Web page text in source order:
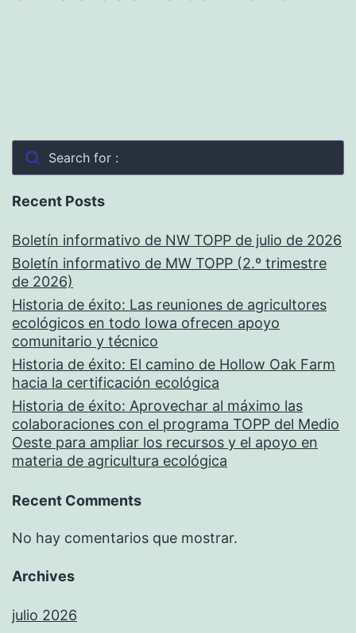
Search for :
Recent Posts
Boletín informativo de NW TOPP de julio de 2026
Boletín informativo de MW TOPP (2.º trimestre
de 2026)
Historia de éxito: Las reuniones de agricultores
ecológicos en todo Iowa ofrecen apoyo
comunitario y técnico
Historia de éxito: El camino de Hollow Oak Farm
hacia la certificación ecológica
Historia de éxito: Aprovechar al máximo las
colaboraciones con el programa TOPP del Medio
Oeste para ampliar los recursos y el apoyo en
materia de agricultura ecológica
Recent Comments
No hay comentarios que mostrar.
Archives
julio 2026